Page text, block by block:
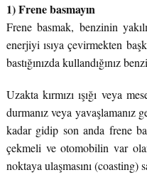
1) Frene basmayın
Frene basmak, benzinin
enerjiyi ısıya çevirmekten
bastığınızda kullandığınız
Uzakta kırmızı ışığı veya
durmanız veya yavaşlamanız
kadar gidip son anda frene
çekmeli ve otomobilin var
noktaya ulaşmasını (coasting)